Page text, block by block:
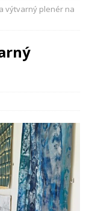
výtvarný plenér na